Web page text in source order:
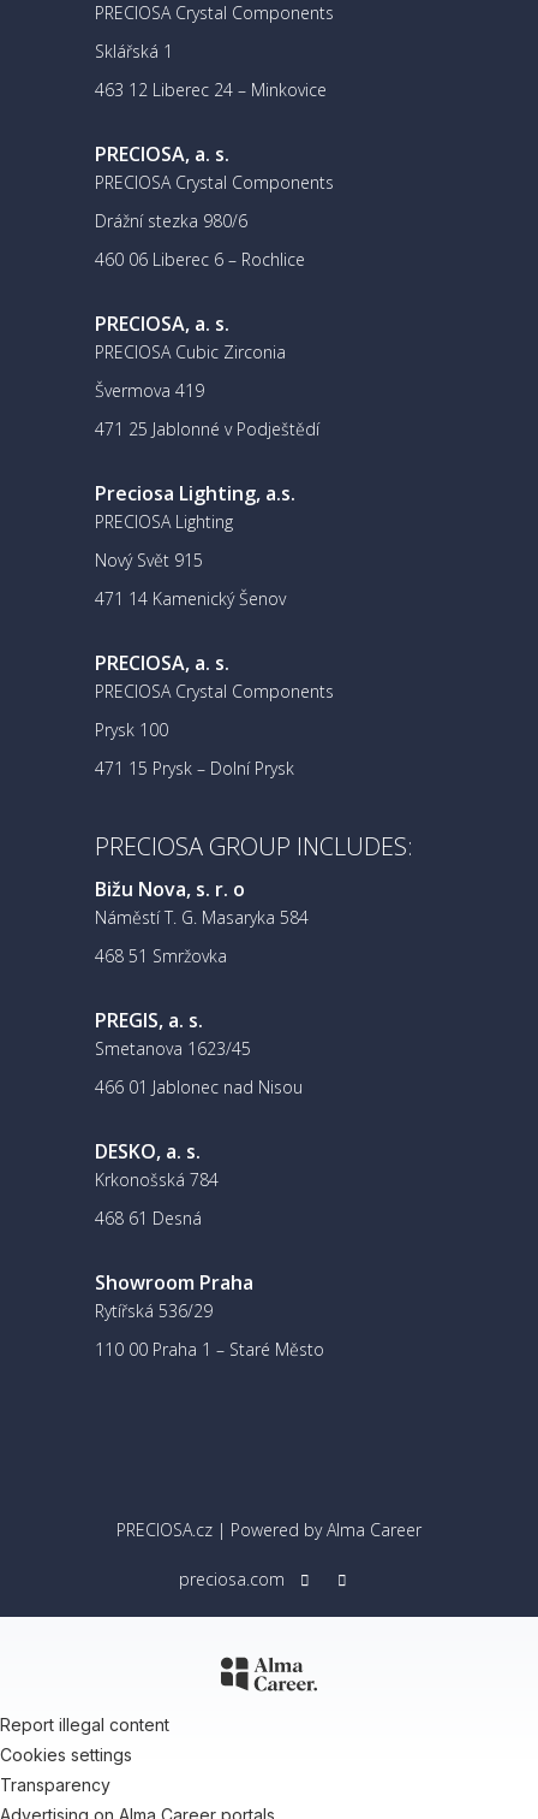
PRECIOSA Crystal Components
Sklářská 1
463 12 Liberec 24 – Minkovice
PRECIOSA, a. s.
PRECIOSA Crystal Components
Drážní stezka 980/6
460 06 Liberec 6 – Rochlice
PRECIOSA, a. s.
PRECIOSA Cubic Zirconia
Švermova 419
471 25 Jablonné v Podještědí
Preciosa Lighting, a.s.
PRECIOSA Lighting
Nový Svět 915
471 14 Kamenický Šenov
PRECIOSA, a. s.
PRECIOSA Crystal Components
Prysk 100
471 15 Prysk – Dolní Prysk
PRECIOSA GROUP INCLUDES:
Bižu Nova, s. r. o
Náměstí T. G. Masaryka 584
468 51 Smržovka
PREGIS, a. s.
Smetanova 1623/45
466 01 Jablonec nad Nisou
DESKO, a. s.
Krkonošská 784
468 61 Desná
Showroom Praha
Rytířská 536/29
110 00 Praha 1 – Staré Město
PRECIOSA.cz | Powered byAlma Career
preciosa.com
Report illegal content
Cookies settings
Transparency
Advertising on Alma Career portals